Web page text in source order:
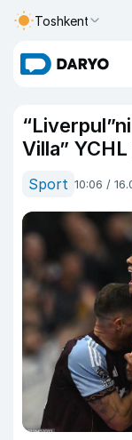
Toshkent
Villa”
Sport 10:06 /